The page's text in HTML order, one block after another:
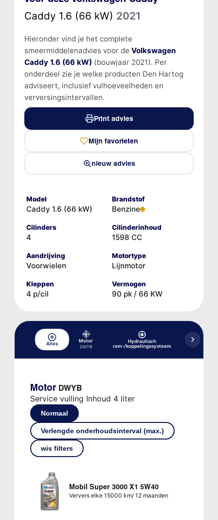
Caddy 1.6 (66 kW) 2021
Hieronder vind je het complete
smeermiddelenadvies voor de Volkswagen
Caddy 1.6 (66 kW) (bouwjaar 2021). Per
onderdeel zie je welke producten Den Hartog
adviseert, inclusief vulhoeveelheden en
verversingsintervallen.
Print advies
Mijn favorieten
nieuw advies
Model
Caddy 1.6 (66 kW)
Brandstof
Benzine
Cilinders
4
Cilinderinhoud
1598 CC
Aandrijving
Voorwielen
Motortype
Lijnmotor
Kleppen
4 p/cil
Vermogen
90 pk / 66 KW
Alles
Motor
DWYB
Hydraulisch
rem-/koppelingssysteem
Koelsysteem
Motor DWYB
Service vulling Inhoud 4 liter
Normaal
Verlengde onderhoudsinterval (max.)
wis filters
Mobil Super 3000 X1 5W40
Ververs elke 15000 km/ 12 maanden